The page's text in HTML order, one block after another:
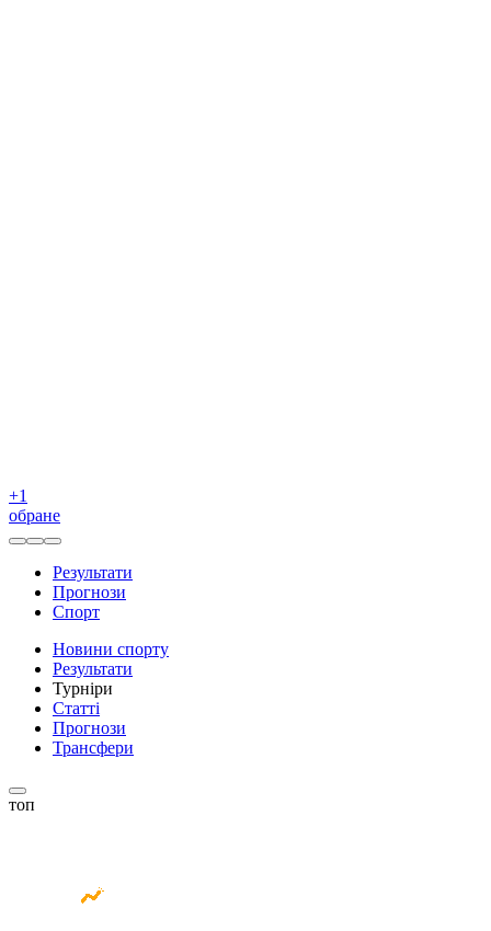
+1
обране
Результати
Прогнози
Спорт
Новини спорту
Результати
Турніри
Статті
Прогнози
Трансфери
топ